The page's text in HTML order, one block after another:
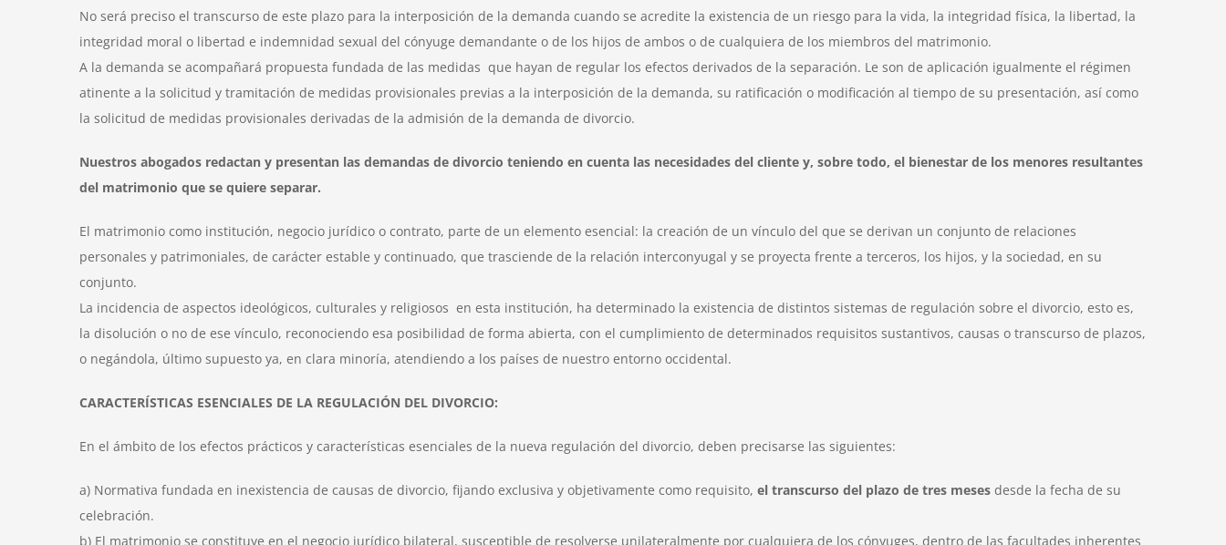
No será preciso el transcurso de este plazo para la interposición de la demanda cuando se acredite la existencia de un riesgo para la vida, la integridad física, la libertad, la
integridad moral o libertad e indemnidad sexual del cónyuge demandante o de los hijos de ambos o de cualquiera de los miembros del matrimonio.
A la demanda se acompañará propuesta fundada de las medidas que hayan de regular los efectos derivados de la separación. Le son de aplicación igualmente el régimen
atinente a la solicitud y tramitación de medidas provisionales previas a la interposición de la demanda, su ratificación o modificación al tiempo de su presentación, así como
la solicitud de medidas provisionales derivadas de la admisión de la demanda de divorcio.
Nuestros abogados redactan y presentan las demandas de divorcio teniendo en cuenta las necesidades del cliente y, sobre todo, el bienestar de los menores resultantes
del matrimonio que se quiere separar.
El matrimonio como institución, negocio jurídico o contrato, parte de un elemento esencial: la creación de un vínculo del que se derivan un conjunto de relaciones
personales y patrimoniales, de carácter estable y continuado, que trasciende de la relación interconyugal y se proyecta frente a terceros, los hijos, y la sociedad, en su
conjunto.
La incidencia de aspectos ideológicos, culturales y religiosos en esta institución, ha determinado la existencia de distintos sistemas de regulación sobre el divorcio, esto es,
la disolución o no de ese vínculo, reconociendo esa posibilidad de forma abierta, con el cumplimiento de determinados requisitos sustantivos, causas o transcurso de plazos,
o negándola, último supuesto ya, en clara minoría, atendiendo a los países de nuestro entorno occidental.
CARACTERÍSTICAS ESENCIALES DE LA REGULACIÓN DEL DIVORCIO:
En el ámbito de los efectos prácticos y características esenciales de la nueva regulación del divorcio, deben precisarse las siguientes:
a) Normativa fundada en inexistencia de causas de divorcio, fijando exclusiva y objetivamente como requisito, el transcurso del plazo de tres meses desde la fecha de su
celebración.
b) El matrimonio se constituye en el negocio jurídico bilateral, susceptible de resolverse unilateralmente por cualquiera de los cónyuges, dentro de las facultades inherentes